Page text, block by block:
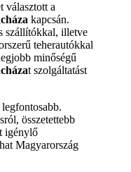
választott a
kapcsán.
szállítókkal, illetve
teherautókkal
minőségű
t szolgáltatást
összetettebb
igénylő
Magyarország